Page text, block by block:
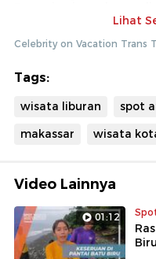
Dok : Celebrity on
Lihat
Celebrity on Vacation Trans
Tags:
wisata liburan spot
makassar
wisata
Video Lainnya
01:12